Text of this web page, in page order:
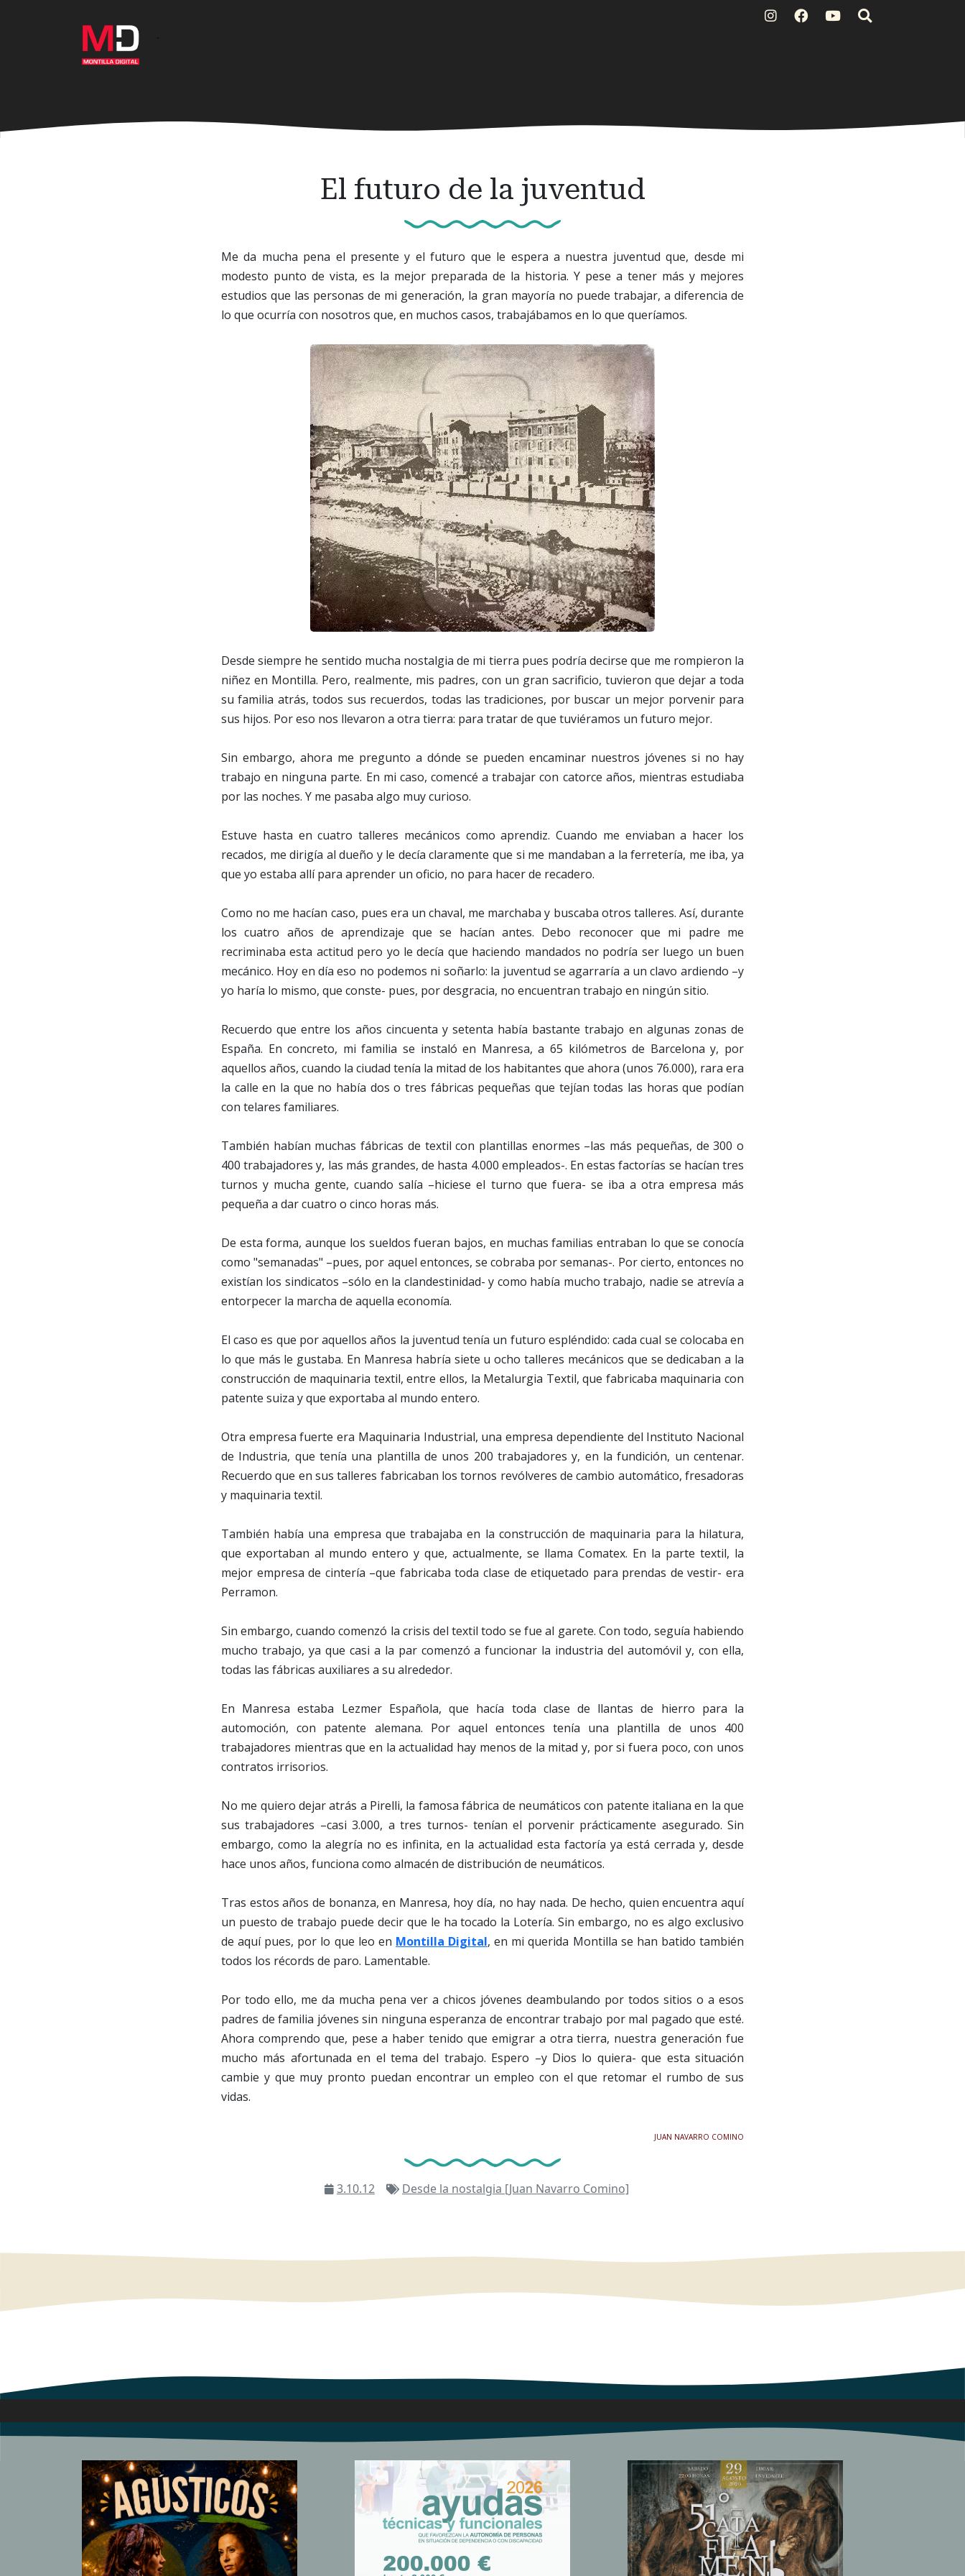
El futuro de la juventud
Me da mucha pena el presente y el futuro que le espera a nuestra juventud que, desde mi
modesto punto de vista, es la mejor preparada de la historia. Y pese a tener más y mejores
estudios que las personas de mi generación, la gran mayoría no puede trabajar, a diferencia de
lo que ocurría con nosotros que, en muchos casos, trabajábamos en lo que queríamos.
Desde siempre he sentido mucha nostalgia de mi tierra pues podría decirse que me rompieron la
niñez en Montilla. Pero, realmente, mis padres, con un gran sacrificio, tuvieron que dejar a toda
su familia atrás, todos sus recuerdos, todas las tradiciones, por buscar un mejor porvenir para
sus hijos. Por eso nos llevaron a otra tierra: para tratar de que tuviéramos un futuro mejor.
Sin embargo, ahora me pregunto a dónde se pueden encaminar nuestros jóvenes si no hay
trabajo en ninguna parte. En mi caso, comencé a trabajar con catorce años, mientras estudiaba
por las noches. Y me pasaba algo muy curioso.
Estuve hasta en cuatro talleres mecánicos como aprendiz. Cuando me enviaban a hacer los
recados, me dirigía al dueño y le decía claramente que si me mandaban a la ferretería, me iba, ya
que yo estaba allí para aprender un oficio, no para hacer de recadero.
Como no me hacían caso, pues era un chaval, me marchaba y buscaba otros talleres. Así, durante
los cuatro años de aprendizaje que se hacían antes. Debo reconocer que mi padre me
recriminaba esta actitud pero yo le decía que haciendo mandados no podría ser luego un buen
mecánico. Hoy en día eso no podemos ni soñarlo: la juventud se agarraría a un clavo ardiendo –y
yo haría lo mismo, que conste- pues, por desgracia, no encuentran trabajo en ningún sitio.
Recuerdo que entre los años cincuenta y setenta había bastante trabajo en algunas zonas de
España. En concreto, mi familia se instaló en Manresa, a 65 kilómetros de Barcelona y, por
aquellos años, cuando la ciudad tenía la mitad de los habitantes que ahora (unos 76.000), rara era
la calle en la que no había dos o tres fábricas pequeñas que tejían todas las horas que podían
con telares familiares.
También habían muchas fábricas de textil con plantillas enormes –las más pequeñas, de 300 o
400 trabajadores y, las más grandes, de hasta 4.000 empleados-. En estas factorías se hacían tres
turnos y mucha gente, cuando salía –hiciese el turno que fuera- se iba a otra empresa más
pequeña a dar cuatro o cinco horas más.
De esta forma, aunque los sueldos fueran bajos, en muchas familias entraban lo que se conocía
como "semanadas" –pues, por aquel entonces, se cobraba por semanas-. Por cierto, entonces no
existían los sindicatos –sólo en la clandestinidad- y como había mucho trabajo, nadie se atrevía a
entorpecer la marcha de aquella economía.
El caso es que por aquellos años la juventud tenía un futuro espléndido: cada cual se colocaba en
lo que más le gustaba. En Manresa habría siete u ocho talleres mecánicos que se dedicaban a la
construcción de maquinaria textil, entre ellos, la Metalurgia Textil, que fabricaba maquinaria con
patente suiza y que exportaba al mundo entero.
Otra empresa fuerte era Maquinaria Industrial, una empresa dependiente del Instituto Nacional
de Industria, que tenía una plantilla de unos 200 trabajadores y, en la fundición, un centenar.
Recuerdo que en sus talleres fabricaban los tornos revólveres de cambio automático, fresadoras
y maquinaria textil.
También había una empresa que trabajaba en la construcción de maquinaria para la hilatura,
que exportaban al mundo entero y que, actualmente, se llama Comatex. En la parte textil, la
mejor empresa de cintería –que fabricaba toda clase de etiquetado para prendas de vestir- era
Perramon.
Sin embargo, cuando comenzó la crisis del textil todo se fue al garete. Con todo, seguía habiendo
mucho trabajo, ya que casi a la par comenzó a funcionar la industria del automóvil y, con ella,
todas las fábricas auxiliares a su alrededor.
En Manresa estaba Lezmer Española, que hacía toda clase de llantas de hierro para la
automoción, con patente alemana. Por aquel entonces tenía una plantilla de unos 400
trabajadores mientras que en la actualidad hay menos de la mitad y, por si fuera poco, con unos
contratos irrisorios.
No me quiero dejar atrás a Pirelli, la famosa fábrica de neumáticos con patente italiana en la que
sus trabajadores –casi 3.000, a tres turnos- tenían el porvenir prácticamente asegurado. Sin
embargo, como la alegría no es infinita, en la actualidad esta factoría ya está cerrada y, desde
hace unos años, funciona como almacén de distribución de neumáticos.
Tras estos años de bonanza, en Manresa, hoy día, no hay nada. De hecho, quien encuentra aquí
un puesto de trabajo puede decir que le ha tocado la Lotería. Sin embargo, no es algo exclusivo
de aquí pues, por lo que leo en Montilla Digital, en mi querida Montilla se han batido también
todos los récords de paro. Lamentable.
Por todo ello, me da mucha pena ver a chicos jóvenes deambulando por todos sitios o a esos
padres de familia jóvenes sin ninguna esperanza de encontrar trabajo por mal pagado que esté.
Ahora comprendo que, pese a haber tenido que emigrar a otra tierra, nuestra generación fue
mucho más afortunada en el tema del trabajo. Espero –y Dios lo quiera- que esta situación
cambie y que muy pronto puedan encontrar un empleo con el que retomar el rumbo de sus
vidas.
JUAN NAVARRO COMINO
3.10.12 Desde la nostalgia [Juan Navarro Comino]